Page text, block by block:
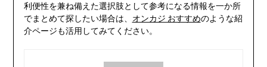
利便性を兼ね備えた選択肢として参考になる情報を一か所
でまとめて探したい場合は、 オンカジ おすすめのような紹
介ページも活用してみてください。